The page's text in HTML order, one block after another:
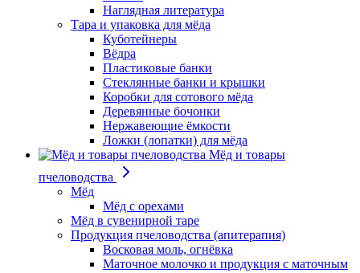
Наглядная литература
Тара и упаковка для мёда
Куботейнеры
Вёдра
Пластиковые банки
Стеклянные банки и крышки
Коробки для сотового мёда
Деревянные бочонки
Нержавеющие ёмкости
Ложки (лопатки) для мёда
Мёд и товары
пчеловодства
Мёд
Мёд с орехами
Мёд в сувенирной таре
Продукция пчеловодства (апитерапия)
Восковая моль, огнёвка
Маточное молочко и продукция с маточным